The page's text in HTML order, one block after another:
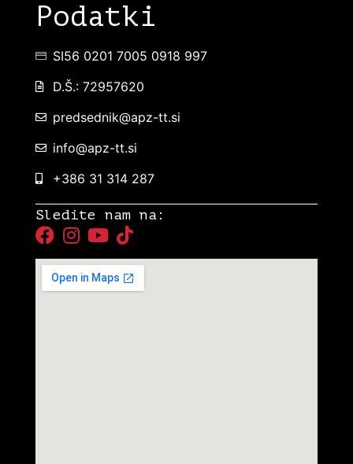
Podatki
SI56 0201 7005 0918 997
D.Š.: 72957620
predsednik@apz-tt.si
info@apz-tt.si
+386 31 314 287
Sledite nam na: